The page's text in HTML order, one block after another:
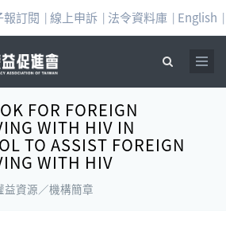
報訂閱 | 線上申訴 | 法令資料庫 | English |
FOR FOREIGN
WITH HIV IN
TO ASSIST FOREIGN
WITH HIV
益資源／機構簡章